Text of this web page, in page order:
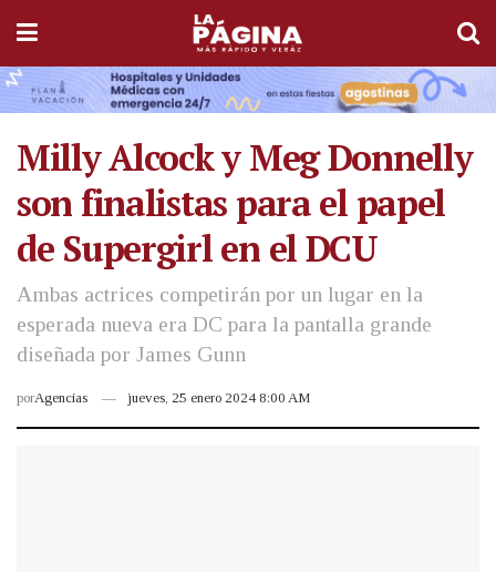
Milly Alcock y Meg Donnelly
son finalistas para el papel
de Supergirl en el DCU
Ambas actrices competirán por un lugar en la
esperada nueva era DC para la pantalla grande
diseñada por James Gunn
porAgencias jueves, 25 enero 2024 8:00 AM